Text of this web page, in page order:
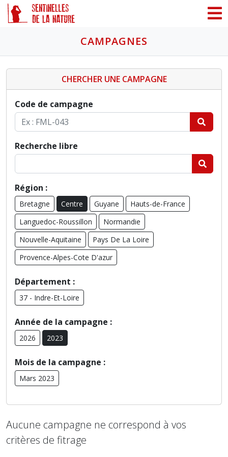
CAMPAGNES
Aucune campagne ne correspond à vos
critères de fitrage
CHERCHER UNE CAMPAGNE
Code de campagne
Recherche libre
Région :
Bretagne Centre Guyane
Hauts-de-France
Languedoc-Roussillon
Normandie
Nouvelle-Aquitaine
Pays De La Loire
Provence-Alpes-Cote D'azur
Département :
37 - Indre-Et-Loire
Année de la campagne :
2026 2023
Mois de la campagne :
Mars 2023
Panneau de gestion des cookies